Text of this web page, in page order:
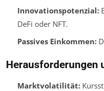
Innovationspotenzial:
DeFi oder NFT.
Passives Einkommen:
Herausforderungen
Marktvolatilität: